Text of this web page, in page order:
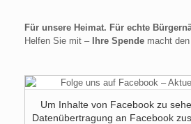
Für unsere Heimat. Für echte
Helfen Sie mit – Ihre Spende macht den
Um Inhalte von Facebook zu
Datenübertragung an Facebook